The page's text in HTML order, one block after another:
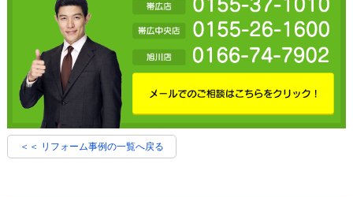
＜＜ リフォーム事例の一覧へ戻る